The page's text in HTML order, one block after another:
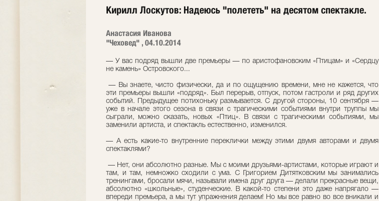
Кирилл Лоскутов: Надеюсь "полететь" на десятом спектакле.
Анастасия Иванова
"Чеховед" , 04.10.2014
— У вас подряд вышли две премьеры — по аристофановским «Птицам» и «Сердцу
не камень» Островского...
— Вы знаете, чисто физически, да и по ощущению времени, мне не кажется, что
эти премьеры вышли «подряд». Был перерыв, отпуск, потом гастроли и ряд других
событий. Предыдущее потихоньку размывается. С другой стороны, 10 сентября —
уже в начале этого сезона в связи с трагическими событиями внутри труппы мы
сыграли, можно сказать, новых «Птиц». В связи с трагическими событиями, мы
заменили артиста, и спектакль естественно, изменился.
— А есть какие-то внутренние переклички между этими двумя авторами и двумя
спектаклями?
— Нет, они абсолютно разные. Мы с моими друзьями-артистами, которые играют и
там, и там, немножко сходили с ума. С Григорием Дитятковским мы занимались
тренингами, бросали мячи, называли имена друг друга — делали прекрасные вещи,
абсолютно «школьные», студенческие. В какой-то степени это даже напрягало —
впереди премьера, а мы тут упражнения делаем! Но мы все равно во все вникали и